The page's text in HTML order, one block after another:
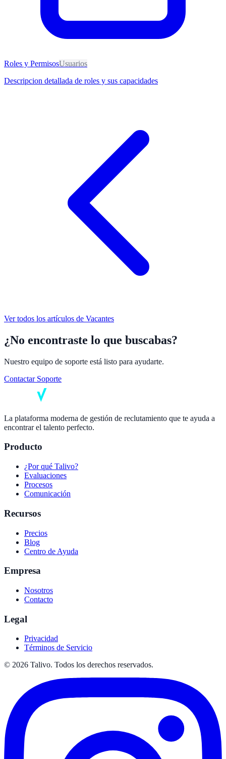
Roles y PermisosUsuarios
Descripcion detallada de roles y sus capacidades
Ver todos los artículos de Vacantes
¿No encontraste lo que buscabas?
Nuestro equipo de soporte está listo para ayudarte.
Contactar Soporte
La plataforma moderna de gestión de reclutamiento que te ayuda a
encontrar el talento perfecto.
Producto
¿Por qué Talivo?
Evaluaciones
Procesos
Comunicación
Recursos
Precios
Blog
Centro de Ayuda
Empresa
Nosotros
Contacto
Legal
Privacidad
Términos de Servicio
© 2026 Talivo. Todos los derechos reservados.